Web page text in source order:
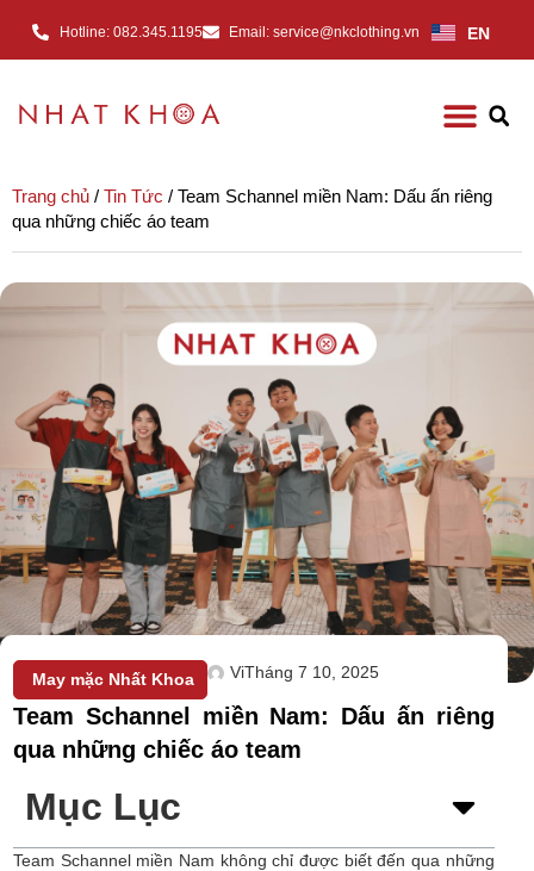
Hotline: 082.345.1195 Email: service@nkclothing.vn EN
Trang chủ / Tin Tức / Team Schannel miền Nam: Dấu ấn riêng
qua những chiếc áo team
May mặc Nhất Khoa ViTháng 7 10, 2025
Team Schannel miền Nam: Dấu ấn riêng
qua những chiếc áo team
Mục Lục
Team Schannel miền Nam không chỉ được biết đến qua những